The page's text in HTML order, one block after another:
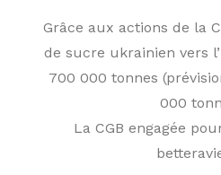
Grâce aux actions de la
de sucre ukrainien vers
700 000 tonnes
000
La CGB engagée